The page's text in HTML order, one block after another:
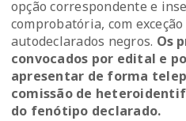
opção correspondente e
comprobatória, com
autodeclarados negros. Os
convocados por edital e
apresentar de forma
comissão de
do fenótipo declarado.